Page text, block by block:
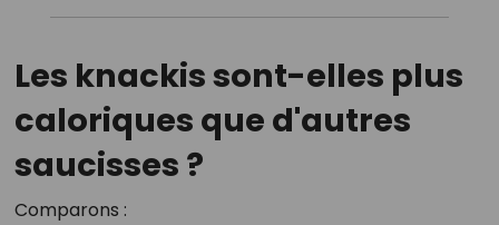
Les knackis sont-elles plus
caloriques que d'autres
saucisses ?
Comparons :